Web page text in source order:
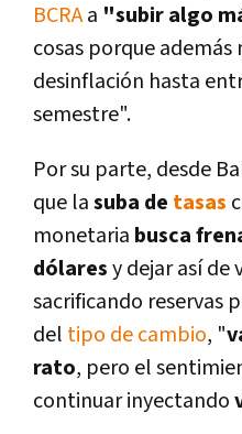
BCRAa "subir algo
cosas porque además
desinflación hasta
semestre".
Por su parte, desde
que lasuba de tasas
monetaria busca
dólaresy dejar así­ de
sacrificando reservas
del tipo de cambio, "
rato, pero el
continuar inyectando